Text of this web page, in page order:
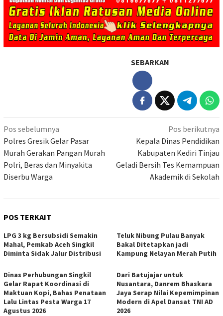
SEBARKAN
Navigasi
pos
Pos sebelumnya
Polres Gresik Gelar Pasar
Murah Gerakan Pangan Murah
Polri, Beras dan Minyakita
Diserbu Warga
Pos berikutnya
Kepala Dinas Pendidikan
Kabupaten Kediri Tinjau
Geladi Bersih Tes Kemampuan
Akademik di Sekolah
POS TERKAIT
LPG 3 kg Bersubsidi Semakin
Mahal, Pemkab Aceh Singkil
Diminta Sidak Jalur Distribusi
Teluk Nibung Pulau Banyak
Bakal Ditetapkan jadi
Kampung Nelayan Merah Putih
Dinas Perhubungan Singkil
Gelar Rapat Koordinasi di
Maktuan Kopi, Bahas Penataan
Lalu Lintas Pesta Warga 17
Agustus 2026
Dari Batujajar untuk
Nusantara, Danrem Bhaskara
Jaya Serap Nilai Kepemimpinan
Modern di Apel Dansat TNI AD
2026